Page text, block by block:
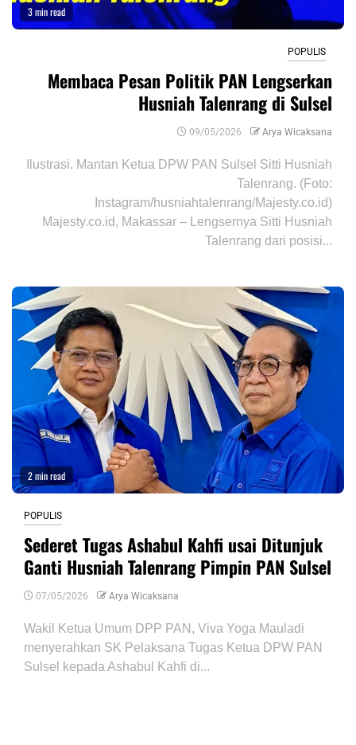
3 min read
POPULIS
Membaca Pesan Politik PAN Lengserkan
Husniah Talenrang di Sulsel
09/05/2026 Arya Wicaksana
Ilustrasi. Mantan Ketua DPW PAN Sulsel Sitti Husniah
Talenrang. (Foto:
Instagram/husniahtalenrang/Majesty.co.id)
Majesty.co.id, Makassar – Lengsernya Sitti Husniah
Talenrang dari posisi...
2 min read
POPULIS
Sederet Tugas Ashabul Kahfi usai Ditunjuk
Ganti Husniah Talenrang Pimpin PAN Sulsel
07/05/2026 Arya Wicaksana
Wakil Ketua Umum DPP PAN, Viva Yoga Mauladi
menyerahkan SK Pelaksana Tugas Ketua DPW PAN
Sulsel kepada Ashabul Kahfi di...